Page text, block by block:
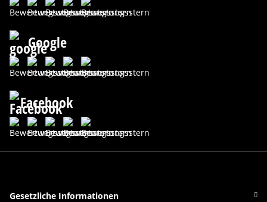
Google
Facebook
Gesetzliche Informationen